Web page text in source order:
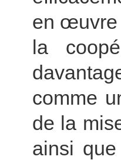
en œuvre
la
comme
de la
ainsi